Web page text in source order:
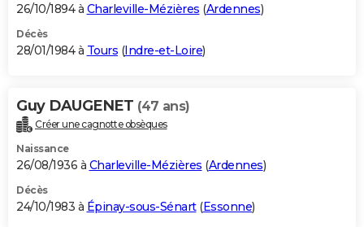
26/10/1894 à Charleville-Mézières (Ardennes)
Décès
28/01/1984 à Tours (Indre-et-Loire)
Guy DAUGENET (47 ans)
Créer une cagnotte obsèques
Naissance
26/08/1936 à Charleville-Mézières (Ardennes)
Décès
24/10/1983 à Épinay-sous-Sénart(Essonne)